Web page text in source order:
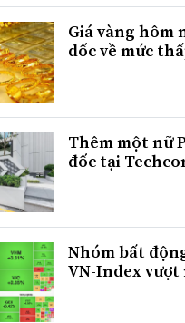
Giá vàng hôm
dốc về mức
Thêm một nữ
đốc tại
Nhóm bất
VN-Index vượt